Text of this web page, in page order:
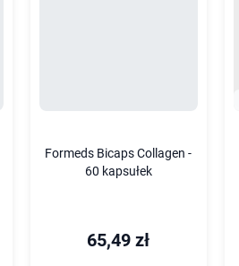
Formeds Bicaps Collagen -
60 kapsułek
65,49 zł